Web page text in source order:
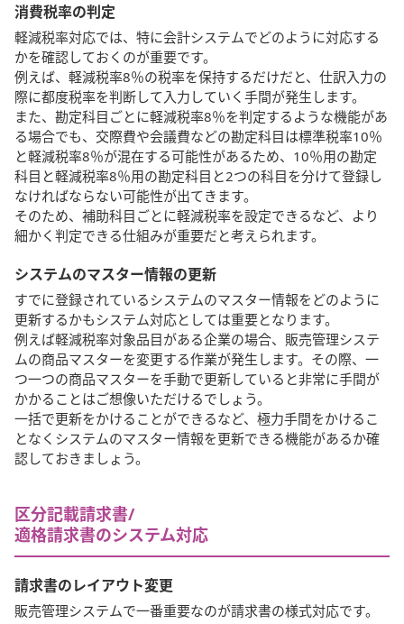
消費税率の判定
軽減税率対応では、特に会計システムでどのように対応する
かを確認しておくのが重要です。
例えば、軽減税率8％の税率を保持するだけだと、仕訳入力の
際に都度税率を判断して入力していく手間が発生します。
また、勘定科目ごとに軽減税率8％を判定するような機能があ
る場合でも、交際費や会議費などの勘定科目は標準税率10％
と軽減税率8％が混在する可能性があるため、10％用の勘定
科目と軽減税率8％用の勘定科目と2つの科目を分けて登録し
なければならない可能性が出てきます。
そのため、補助科目ごとに軽減税率を設定できるなど、より
細かく判定できる仕組みが重要だと考えられます。
システムのマスター情報の更新
すでに登録されているシステムのマスター情報をどのように
更新するかもシステム対応としては重要となります。
例えば軽減税率対象品目がある企業の場合、販売管理システ
ムの商品マスターを変更する作業が発生します。その際、一
つ一つの商品マスターを手動で更新していると非常に手間が
かかることはご想像いただけるでしょう。
一括で更新をかけることができるなど、極力手間をかけるこ
となくシステムのマスター情報を更新できる機能があるか確
認しておきましょう。
区分記載請求書/
適格請求書のシステム対応
請求書のレイアウト変更
販売管理システムで一番重要なのが請求書の様式対応です。